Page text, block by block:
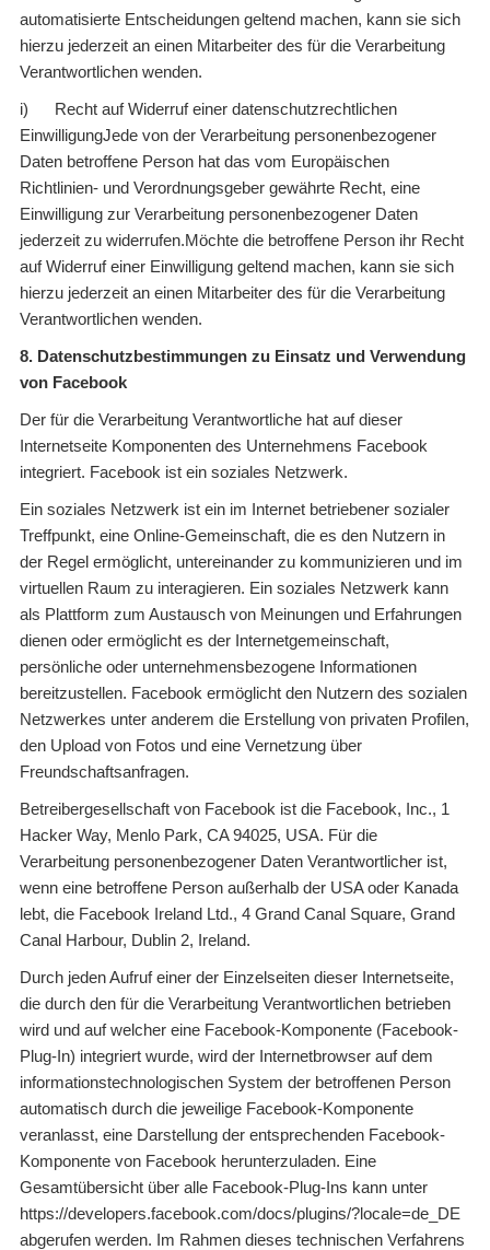
automatisierte Entscheidungen geltend machen, kann sie sich
hierzu jederzeit an einen Mitarbeiter des für die Verarbeitung
Verantwortlichen wenden.
i) Recht auf Widerruf einer datenschutzrechtlichen
EinwilligungJede von der Verarbeitung personenbezogener
Daten betroffene Person hat das vom Europäischen
Richtlinien- und Verordnungsgeber gewährte Recht, eine
Einwilligung zur Verarbeitung personenbezogener Daten
jederzeit zu widerrufen.Möchte die betroffene Person ihr Recht
auf Widerruf einer Einwilligung geltend machen, kann sie sich
hierzu jederzeit an einen Mitarbeiter des für die Verarbeitung
Verantwortlichen wenden.
8. Datenschutzbestimmungen zu Einsatz und Verwendung
von Facebook
Der für die Verarbeitung Verantwortliche hat auf dieser
Internetseite Komponenten des Unternehmens Facebook
integriert. Facebook ist ein soziales Netzwerk.
Ein soziales Netzwerk ist ein im Internet betriebener sozialer
Treffpunkt, eine Online-Gemeinschaft, die es den Nutzern in
der Regel ermöglicht, untereinander zu kommunizieren und im
virtuellen Raum zu interagieren. Ein soziales Netzwerk kann
als Plattform zum Austausch von Meinungen und Erfahrungen
dienen oder ermöglicht es der Internetgemeinschaft,
persönliche oder unternehmensbezogene Informationen
bereitzustellen. Facebook ermöglicht den Nutzern des sozialen
Netzwerkes unter anderem die Erstellung von privaten Profilen,
den Upload von Fotos und eine Vernetzung über
Freundschaftsanfragen.
Betreibergesellschaft von Facebook ist die Facebook, Inc., 1
Hacker Way, Menlo Park, CA 94025, USA. Für die
Verarbeitung personenbezogener Daten Verantwortlicher ist,
wenn eine betroffene Person außerhalb der USA oder Kanada
lebt, die Facebook Ireland Ltd., 4 Grand Canal Square, Grand
Canal Harbour, Dublin 2, Ireland.
Durch jeden Aufruf einer der Einzelseiten dieser Internetseite,
die durch den für die Verarbeitung Verantwortlichen betrieben
wird und auf welcher eine Facebook-Komponente (Facebook-
Plug-In) integriert wurde, wird der Internetbrowser auf dem
informationstechnologischen System der betroffenen Person
automatisch durch die jeweilige Facebook-Komponente
veranlasst, eine Darstellung der entsprechenden Facebook-
Komponente von Facebook herunterzuladen. Eine
Gesamtübersicht über alle Facebook-Plug-Ins kann unter
https://developers.facebook.com/docs/plugins/?locale=de_DE
abgerufen werden. Im Rahmen dieses technischen Verfahrens